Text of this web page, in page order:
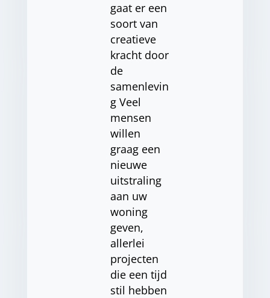
gaat er een
soort van
creatieve
kracht door
de
samenlevin
g Veel
mensen
willen
graag een
nieuwe
uitstraling
aan uw
woning
geven,
allerlei
projecten
die een tijd
stil hebben